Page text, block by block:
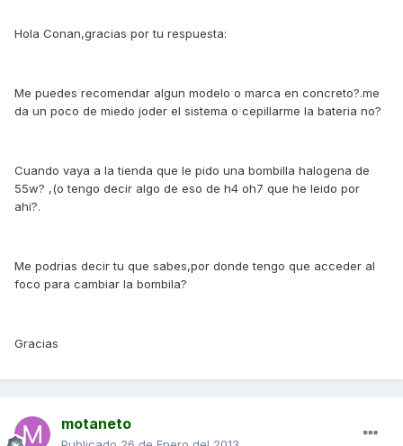
Hola Conan,gracias por tu respuesta:
Me puedes recomendar algun modelo o marca en concreto?.me
da un poco de miedo joder el sistema o cepillarme la bateria no?
Cuando vaya a la tienda que le pido una bombilla halogena de
55w? ,(o tengo decir algo de eso de h4 oh7 que he leido por
ahi?.
Me podrias decir tu que sabes,por donde tengo que acceder al
foco para cambiar la bombila?
Gracias
motaneto